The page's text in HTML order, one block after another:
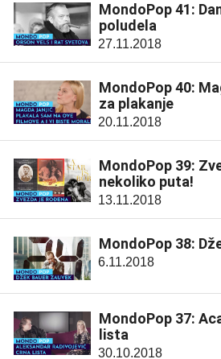
MondoPop 41:
poludela
27.11.2018
MondoPop 40:
za plakanje
20.11.2018
MondoPop 39:
nekoliko puta!
13.11.2018
MondoPop 38:
6.11.2018
MondoPop 37:
lista
30.10.2018